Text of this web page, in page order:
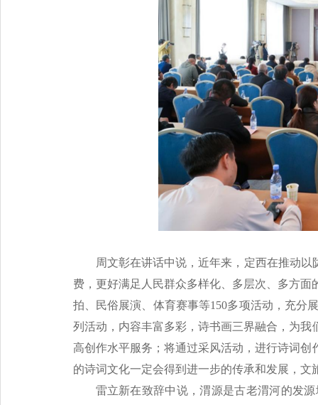
周文彰在讲话中说，近年来，定西在推动
费，更好满足人民群众多样化、多层次、多方面
拍、民俗展演、体育赛事等150多项活动，充
列活动，内容丰富多彩，诗书画三界融合，为
高创作水平服务；将通过采风活动，进行诗词
的诗词文化一定会得到进一步的传承和发展，文
雷立新在致辞中说，渭源是古老渭河的发